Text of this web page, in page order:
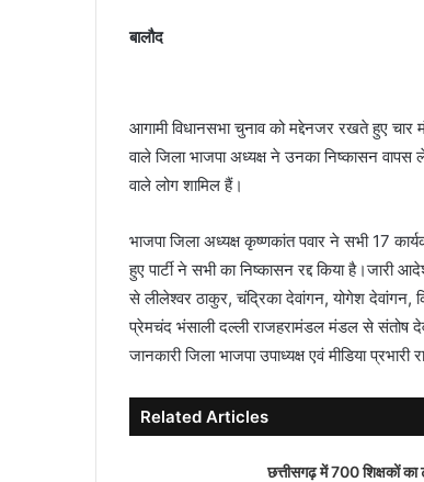
बालौद
आगामी विधानसभा चुनाव को मद्देनजर रखते हुए चार
वाले जिला भाजपा अध्यक्ष ने उनका निष्कासन
वाले लोग शामिल हैं।
भाजपा जिला अध्यक्ष कृष्णकांत पवार ने सभी 17
हुए पार्टी ने सभी का निष्कासन रद्द किया
से लीलेश्वर ठाकुर, चंद्रिका देवांगन, योगेश देवांगन,
प्रेमचंद भंसाली दल्ली राजहरामंडल मंडल से संतोष
जानकारी जिला भाजपा उपाध्यक्ष एवं मीडिया
Related Articles
छत्तीसगढ़ में 700 शिक्षकों का